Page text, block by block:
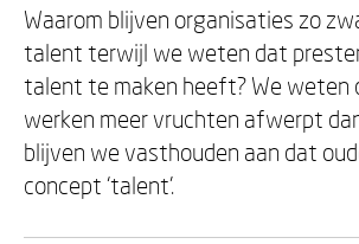
Waarom blijven organisaties zo
talent terwijl we weten dat
talent te maken heeft? We weten
werken meer vruchten afwerpt
blijven we vasthouden aan dat
concept ‘talent’.